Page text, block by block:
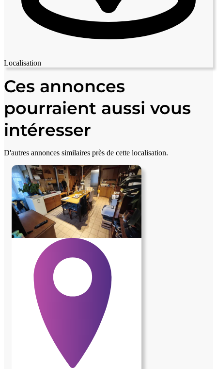
Localisation
+
−
Ces annonces
pourraient aussi vous
intéresser
D'autres annonces similaires près de cette localisation.